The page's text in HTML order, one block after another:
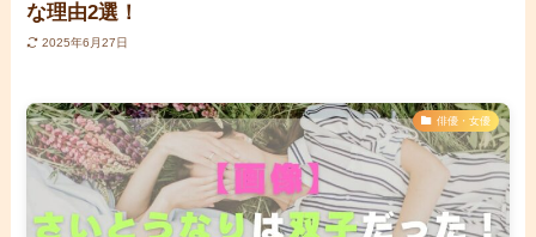
な理由2選！
2025年6月27日
俳優・女優